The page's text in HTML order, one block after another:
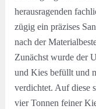
herausragenden
zügig ein präzises
nach der
Zunächst wurde der
und Kies befüllt und
verdichtet. Auf diese
vier Tonnen feiner